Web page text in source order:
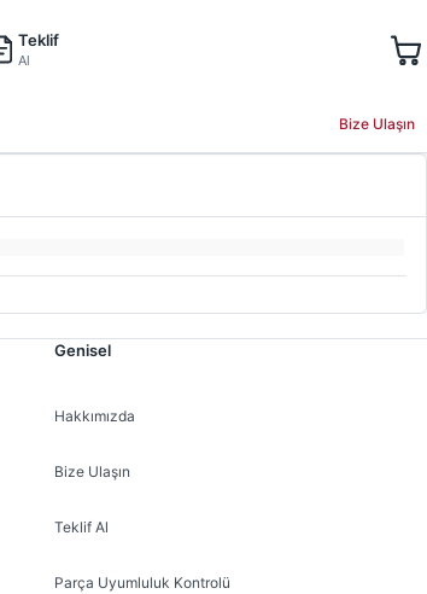
Teklif
Al
Bize Ulaşın
Genisel
Hakkımızda
Bize Ulaşın
Teklif Al
Parça Uyumluluk Kontrolü